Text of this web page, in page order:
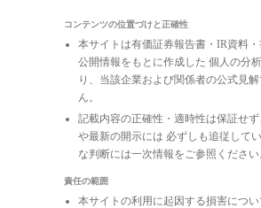
コンテンツの位置づけと正確性
本サイトは有価証券報告書・IR資料
公開情報をもとに作成した 個人の分
り、当該企業および関係者の公式見
ん。
記載内容の正確性・適時性は保証せ
や最新の開示には 必ずしも追従して
な判断には一次情報をご参照ください
責任の範囲
本サイトの利用に起因する損害につ